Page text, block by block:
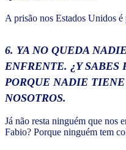
A prisão nos Estados Unidos é
6. YA NO QUEDA
ENFRENTE. ¿Y SABES
PORQUE NADIE
NOSOTROS.
Já não resta ninguém que nos
Fabio? Porque ninguém tem